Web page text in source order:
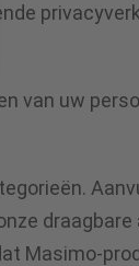
van uw
draagbare
Masimo-